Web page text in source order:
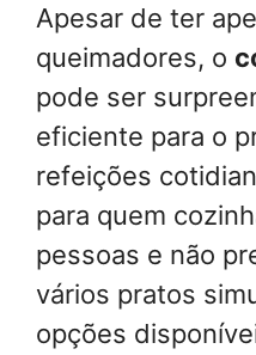
Apesar de ter
queimadores, o
pode ser
eficiente para o
refeições
para quem
pessoas e não
vários pratos
opções